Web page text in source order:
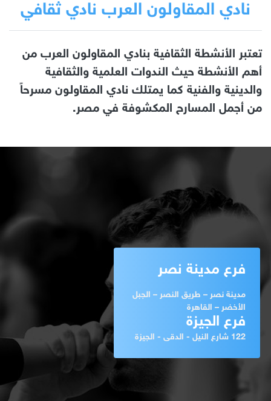
نادي المقاولون العرب نادي ثقافي
تعتبر الأنشطة الثقافية بنادي المقاولون العرب من
أهم الأنشطة حيث الندوات العلمية والثقافية
والدينية والفنية كما يمتلك نادي المقاولون مسرحاً
من أجمل المسارح المكشوفة في مصر.
فرع مدينة نصر
مدينة نصر – طريق النصر – الجبل
الأخضر – القاهرة
فرع الجيزة
122 شارع النيل - الدقى - الجيزة